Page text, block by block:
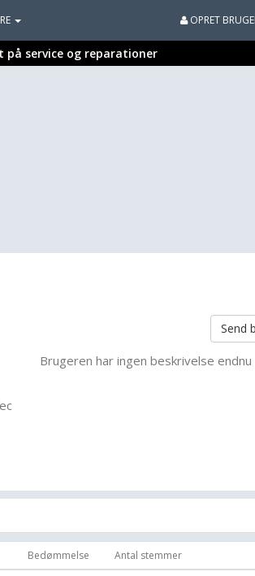
OPRET
på service og reparationer
Send
Brugeren har ingen beskrivelse endnu
Bedømmelse Antal stemmer